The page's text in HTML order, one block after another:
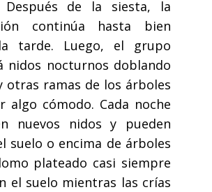
de la siesta, la
continúa hasta bien
tarde. Luego, el grupo
nidos nocturnos doblando
otras ramas de los árboles
algo cómodo. Cada noche
nuevos nidos y pueden
suelo o encima de árboles
plateado casi siempre
el suelo mientras las crías